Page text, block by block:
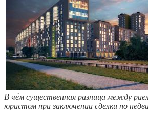
В чём существенная разница между
юристом при заключении сделки по